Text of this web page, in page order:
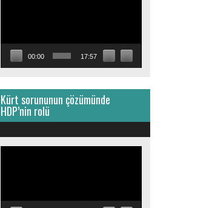
00:00 17:57
Kürt sorununun çözümünde
HDP’nin rolü